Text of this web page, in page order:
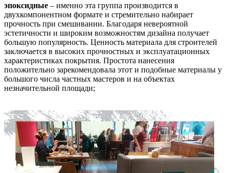
эпоксидные – именно эта группа производится в
двухкомпонентном формате и стремительно набирает
прочность при смешивании. Благодаря невероятной
эстетичности и широким возможностям дизайна получает
большую популярность. Ценность материала для строителей
заключается в высоких прочностных и эксплуатационных
характеристиках покрытия. Простота нанесения
положительно зарекомендовала этот и подобные материалы у
большого числа частных мастеров и на объектах
незначительной площади;